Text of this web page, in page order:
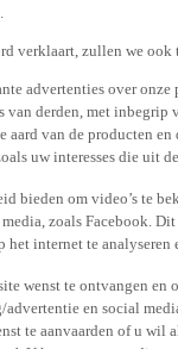
verklaart, zullen we
advertenties over
derden, met
aard van de producten
uw interesses die uit
bieden om video’s te
zoals Facebook.
internet te
wenst te ontvangen en
en social
te aanvaarden of u wil